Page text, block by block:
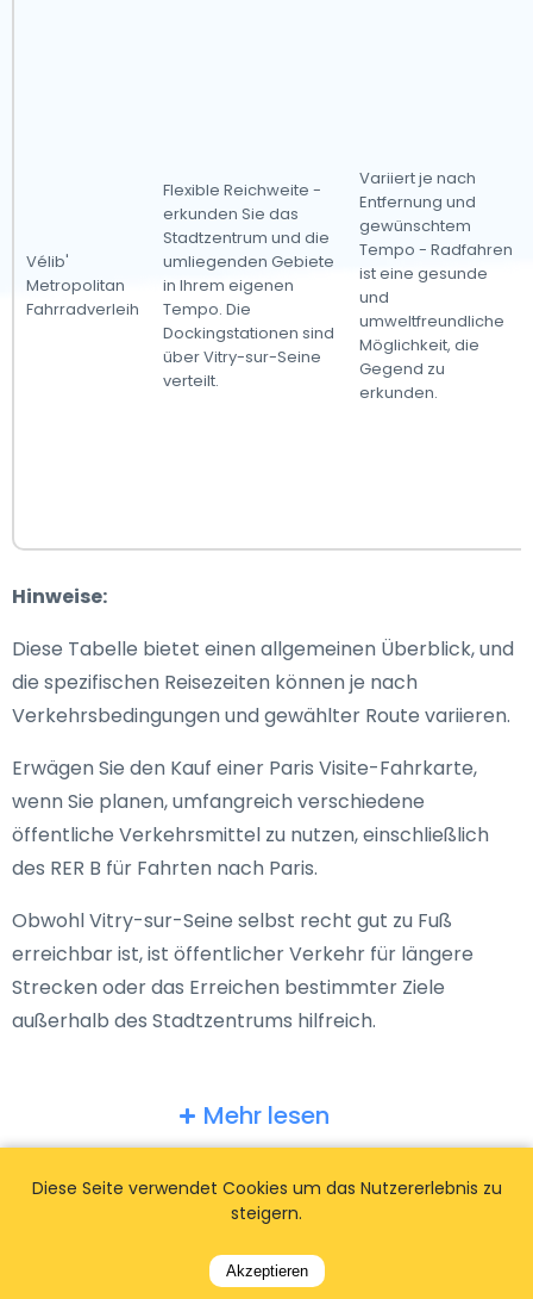
Vélib'
Metropolitan
Fahrradverleih
Flexible Reichweite -
erkunden Sie das
Stadtzentrum und die
umliegenden Gebiete
in Ihrem eigenen
Tempo. Die
Dockingstationen sind
über Vitry-sur-Seine
verteilt.
Variiert je nach
Entfernung und
gewünschtem
Tempo - Radfahren
ist eine gesunde
und
umweltfreundliche
Möglichkeit, die
Gegend zu
erkunden.
Hinweise:
Diese Tabelle bietet einen allgemeinen Überblick, und
die spezifischen Reisezeiten können je nach
Verkehrsbedingungen und gewählter Route variieren.
Erwägen Sie den Kauf einer Paris Visite-Fahrkarte,
wenn Sie planen, umfangreich verschiedene
öffentliche Verkehrsmittel zu nutzen, einschließlich
des RER B für Fahrten nach Paris.
Obwohl Vitry-sur-Seine selbst recht gut zu Fuß
erreichbar ist, ist öffentlicher Verkehr für längere
Strecken oder das Erreichen bestimmter Ziele
außerhalb des Stadtzentrums hilfreich.
Mehr lesen
Diese Seite verwendet Cookies um das Nutzererlebnis zu
steigern.
Akzeptieren